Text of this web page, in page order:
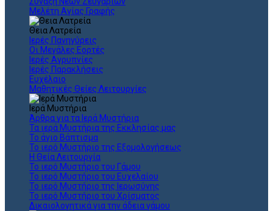
Μελέτη Αγίας Γραφής
Θεια Λατρεία
Ιερές Πανηγύρεις
Οι Μεγάλες Εορτές
Ιερές Αγρυπνίες
Ιερές Παρακλήσεις
Ευχέλαιο
Μαθητικές Θείες Λειτουργίες
Ιερά Μυστήρια
Άρθρα για τα Ιερά Μυστήρια
Τα ιερά Μυστήρια της Εκκλησίας μας
Το άγιο Βάπτισμα
Το ιερό Μυστήριο της Εξομολογήσεως
Η Θεία Λειτουργία
Το ιερό Μυστήριο του Γάμου
Το ιερό Μυστήριο του Ευχελαίου
Το ιερό Μυστήριο της Ιερωσύνης
Το ιερό Μυστήριο του Χρίσματος
Δικαιολογητικά για την άδεια γάμου